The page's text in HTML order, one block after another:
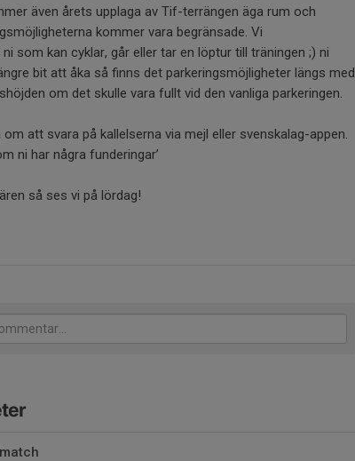
även årets upplaga av Tif-terrängen äga rum och
kommer vara begränsade. Vi
som kan cyklar, går eller tar en löptur till träningen ;) ni
bit att åka så finns det parkeringsmöjligheter längs med
om det skulle vara fullt vid den vanliga parkeringen.
om att svara på kallelserna via mejl eller svenskalag-appen.
ni har några funderingar’
så ses vi på lördag!